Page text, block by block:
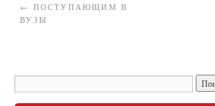
← ПОСТУПАЮЩИМ В
ВУЗЫ